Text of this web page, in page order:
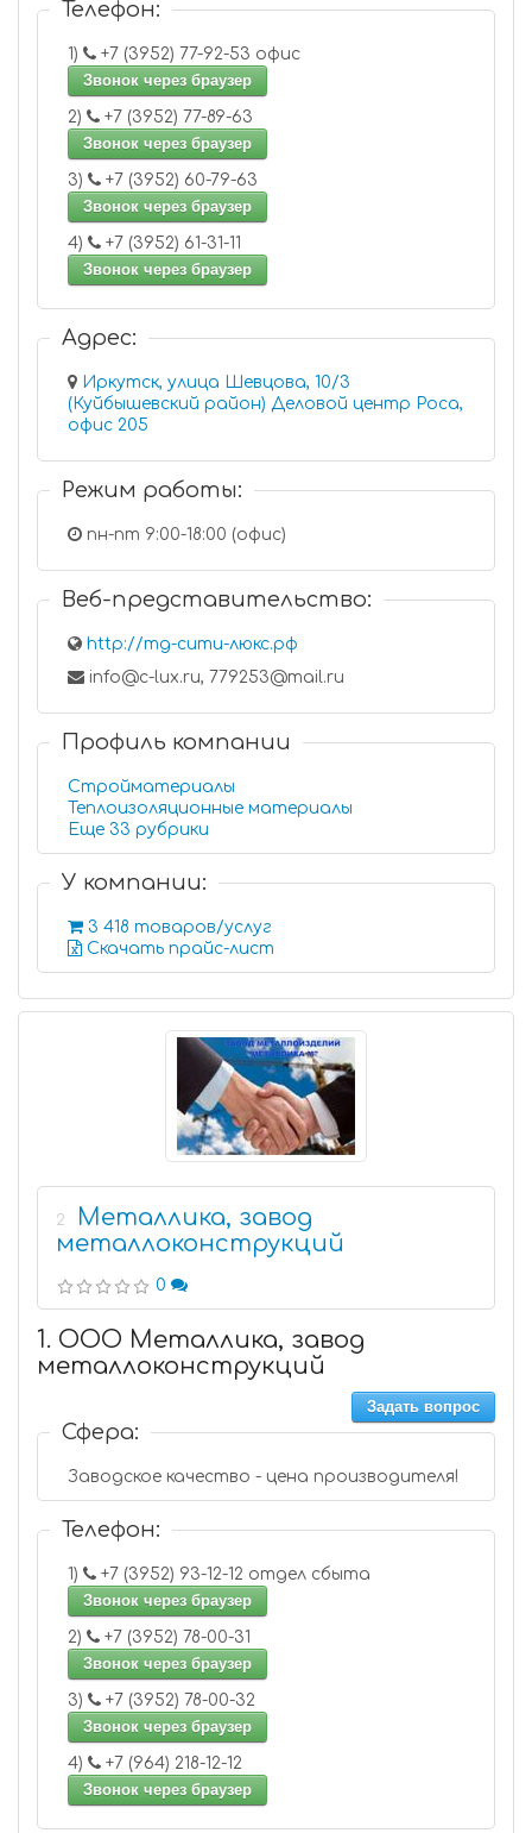
Телефон:
1)
+7 (3952) 77-92-53 офис
Звонок через браузер
2)
+7 (3952) 77-89-63
Звонок через браузер
3)
+7 (3952) 60-79-63
Звонок через браузер
4)
+7 (3952) 61-31-11
Звонок через браузер
Адрес:
Иркутск, улица Шевцова, 10/3
(Куйбышевский район) Деловой центр Роса,
офис 205
Режим работы:
пн-пт 9:00-18:00 (офис)
Веб-представительство:
http://тд-сити-люкс.рф
info@c-lux.ru, 779253@mail.ru
Профиль компании
Стройматериалы
Теплоизоляционные материалы
Еще 33 рубрики
У компании:
3 418 товаров/услуг
Скачать прайс-лист
2
Металлика, завод
металлоконструкций
0
1. ООО Металлика, завод
металлоконструкций
Задать вопрос
Сфера:
Заводское качество - цена производителя!
Телефон:
1)
+7 (3952) 93-12-12 отдел сбыта
Звонок через браузер
2)
+7 (3952) 78-00-31
Звонок через браузер
3)
+7 (3952) 78-00-32
Звонок через браузер
4)
+7 (964) 218-12-12
Звонок через браузер